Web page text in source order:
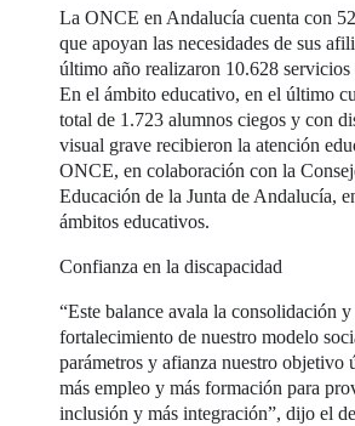
La ONCE en Andalucía cuenta con
que apoyan las necesidades de sus
último año realizaron 10.628
En el ámbito educativo, en el último
total de 1.723 alumnos ciegos y con
visual grave recibieron la atención
ONCE, en colaboración con la
Educación de la Junta de Andalucía,
ámbitos educativos.
Confianza en la discapacidad
“Este balance avala la consolidación y
fortalecimiento de nuestro modelo
parámetros y afianza nuestro objetivo
más empleo y más formación para
inclusión y más integración”, dijo el